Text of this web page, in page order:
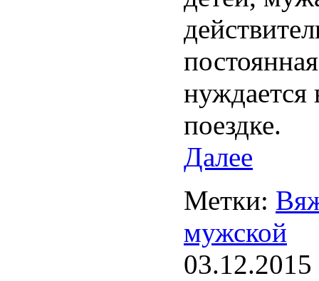
нуждается
поездке.
Далее
Метки:
мужской
03.12.2015